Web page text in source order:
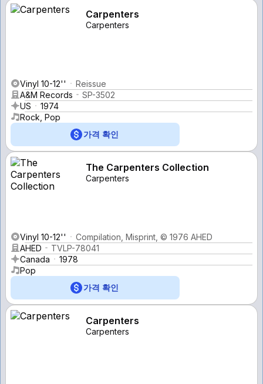
Carpenters
Carpenters
Vinyl 10-12''
Reissue
A&M Records
SP-3502
US
1974
Rock, Pop
가격 확인
The Carpenters Collection
Carpenters
Vinyl 10-12''
Compilation, Misprint, © 1976 AHED
AHED
TVLP-78041
Canada
1978
Pop
가격 확인
Carpenters
Carpenters